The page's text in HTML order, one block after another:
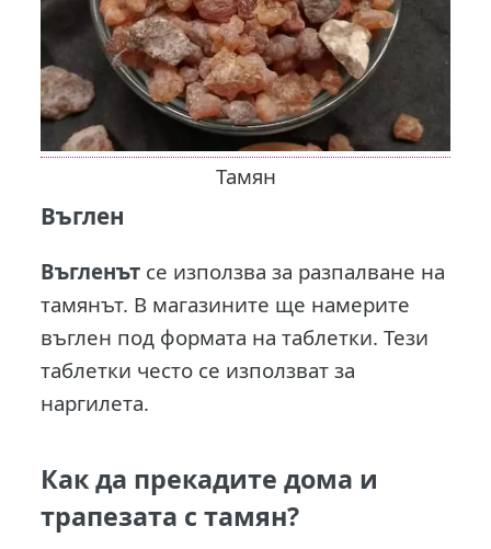
Тамян
Въглен
Въгленът се използва за разпалване на
тамянът. В магазините ще намерите
въглен под формата на таблетки. Тези
таблетки често се използват за
наргилета.
Как да прекадите дома и
трапезата с тамян?